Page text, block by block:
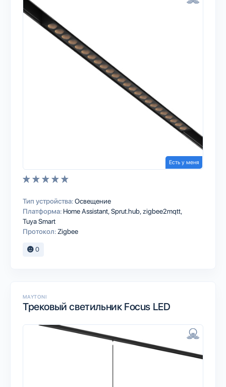
Есть у меня
Тип устройства:Освещение
Платформа: Home AssistantSprut.hubzigbee2mqtt
Tuya Smart
Протокол: Zigbee
0
MAYTONI
Трековый светильник Focus LED